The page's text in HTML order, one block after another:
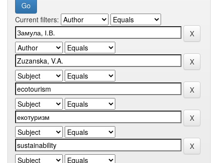
Current filters: